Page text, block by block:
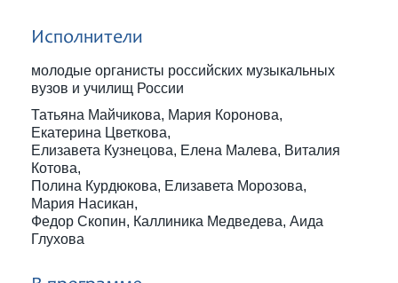
Исполнители
молодые органисты российских музыкальных
вузов и училищ России
Татьяна Майчикова, Мария Коронова,
Екатерина Цветкова,
Елизавета Кузнецова, Елена Малева, Виталия
Котова,
Полина Курдюкова, Елизавета Морозова,
Мария Насикан,
Федор Скопин, Каллиника Медведева, Аида
Глухова